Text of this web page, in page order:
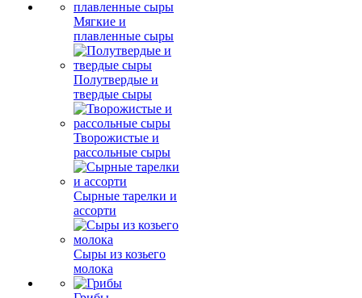
Мягкие и
плавленные сыры
Полутвердые и
твердые сыры
Творожистые и
рассольные сыры
Сырные тарелки и
ассорти
Сыры из козьего
молока